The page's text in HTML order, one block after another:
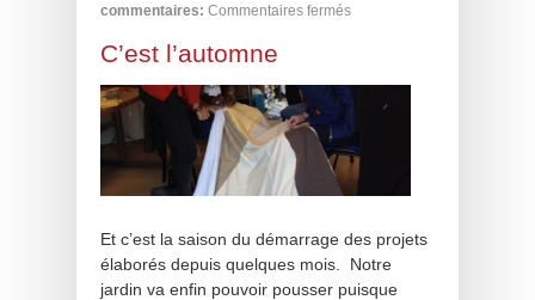
commentaires: Commentaires fermés
C’est l’automne
Et c’est la saison du démarrage des projets
élaborés depuis quelques mois. Notre
jardin va enfin pouvoir pousser puisque